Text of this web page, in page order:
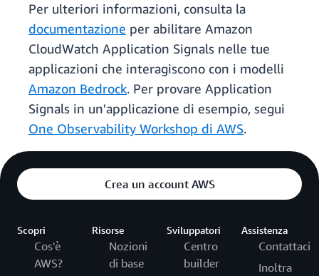
Per ulteriori informazioni, consulta la
documentazione per abilitare Amazon
CloudWatch Application Signals nelle tue
applicazioni che interagiscono con i modelli
Amazon Bedrock. Per provare Application
Signals in un'applicazione di esempio, segui
One Observability Workshop di AWS.
Crea un account AWS
Scopri
Cos'è
AWS?
Risorse
Nozioni
di base
Sviluppatori
Centro
builder
Assistenza
Contattaci
Inoltra